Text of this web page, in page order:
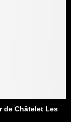
de Châtelet Les